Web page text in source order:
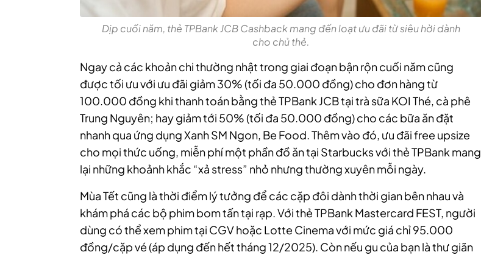
Dịp cuối năm, thẻ TPBank JCB Cashback mang đến loạt ưu đãi từ siêu hời dành
cho chủ thẻ.
Ngay cả các khoản chi thường nhật trong giai đoạn bận rộn cuối năm cũng
được tối ưu với ưu đãi giảm 30% (tối đa 50.000 đồng) cho đơn hàng từ
100.000 đồng khi thanh toán bằng thẻ TPBank JCB tại trà sữa KOI Thé, cà phê
Trung Nguyên; hay giảm tới 50% (tối đa 50.000 đồng) cho các bữa ăn đặt
nhanh qua ứng dụng Xanh SM Ngon, Be Food. Thêm vào đó, ưu đãi free upsize
cho mọi thức uống, miễn phí một phần đồ ăn tại Starbucks với thẻ TPBank mang
lại những khoảnh khắc “xả stress” nhỏ nhưng thường xuyên mỗi ngày.
Mùa Tết cũng là thời điểm lý tưởng để các cặp đôi dành thời gian bên nhau và
khám phá các bộ phim bom tấn tại rạp. Với thẻ TPBank Mastercard FEST, người
dùng có thể xem phim tại CGV hoặc Lotte Cinema với mức giá chỉ 95.000
đồng/cặp vé (áp dụng đến hết tháng 12/2025). Còn nếu gu của bạn là thư giãn